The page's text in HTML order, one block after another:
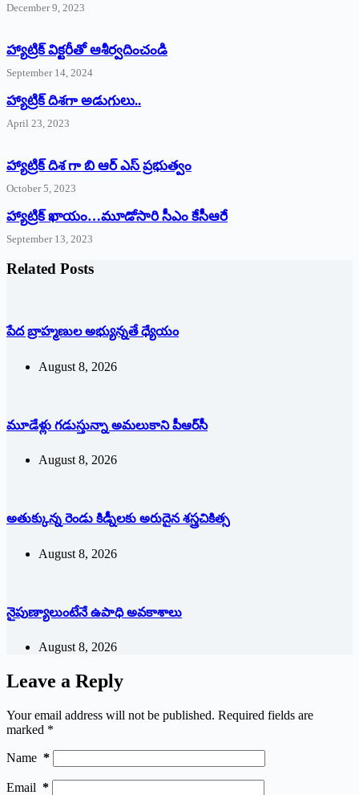
December 9, 2023
హ్యాట్రిక్‌ ‌విక్టరీతో ఆశీర్వదించండి
September 14, 2024
‌హ్యాట్రిక్‌ ‌దిశగా అడుగులు..
April 23, 2023
హ్యాట్రిక్ దిశ గా బి ఆర్ ఎస్ ప్రభుత్వం
October 5, 2023
హ్యాట్రిక్‌ ‌ఖాయం…మూడోసారి సీఎం కేసీఆరే
September 13, 2023
Related Posts
పేద బ్రాహ్మణుల అభ్యున్నతే ధ్యేయం
August 8, 2026
మూడేళ్లు గ‌డుస్తున్నా అమ‌లుకాని పీఆర్‌సీ
August 8, 2026
అతుక్కున్న రెండు కిడ్నీలకు అరుదైన శస్త్రచికిత్స
August 8, 2026
నైపుణ్యాలుంటేనే ఉపాధి అవకాశాలు
August 8, 2026
Leave a Reply
Your email address will not be published. Required fields are
marked *
Name *
Email *